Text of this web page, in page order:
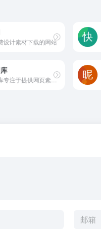
设计素材下载的网站
懒人图库专注于提供网页素材下载